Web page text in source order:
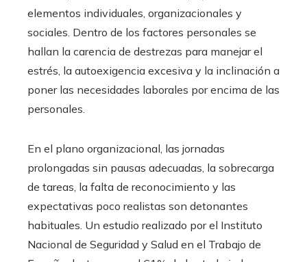
elementos individuales, organizacionales y
sociales. Dentro de los factores personales se
hallan la carencia de destrezas para manejar el
estrés, la autoexigencia excesiva y la inclinación a
poner las necesidades laborales por encima de las
personales.
En el plano organizacional, las jornadas
prolongadas sin pausas adecuadas, la sobrecarga
de tareas, la falta de reconocimiento y las
expectativas poco realistas son detonantes
habituales. Un estudio realizado por el Instituto
Nacional de Seguridad y Salud en el Trabajo de